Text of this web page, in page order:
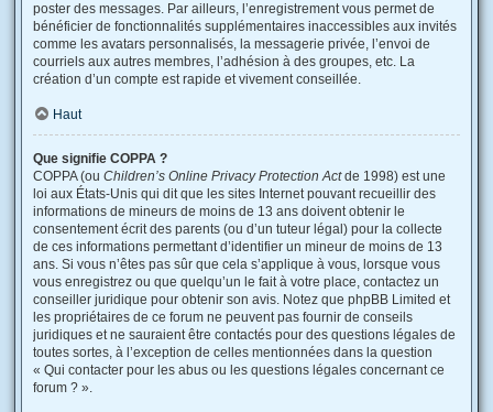
poster des messages. Par ailleurs, l’enregistrement vous permet de
bénéficier de fonctionnalités supplémentaires inaccessibles aux invités
comme les avatars personnalisés, la messagerie privée, l’envoi de
courriels aux autres membres, l’adhésion à des groupes, etc. La
création d’un compte est rapide et vivement conseillée.
Haut
Que signifie COPPA ?
COPPA (ou Children’s Online Privacy Protection Actde 1998) est une
loi aux États-Unis qui dit que les sites Internet pouvant recueillir des
informations de mineurs de moins de 13 ans doivent obtenir le
consentement écrit des parents (ou d’un tuteur légal) pour la collecte
de ces informations permettant d’identifier un mineur de moins de 13
ans. Si vous n’êtes pas sûr que cela s’applique à vous, lorsque vous
vous enregistrez ou que quelqu’un le fait à votre place, contactez un
conseiller juridique pour obtenir son avis. Notez que phpBB Limited et
les propriétaires de ce forum ne peuvent pas fournir de conseils
juridiques et ne sauraient être contactés pour des questions légales de
toutes sortes, à l’exception de celles mentionnées dans la question
« Qui contacter pour les abus ou les questions légales concernant ce
forum ? ».